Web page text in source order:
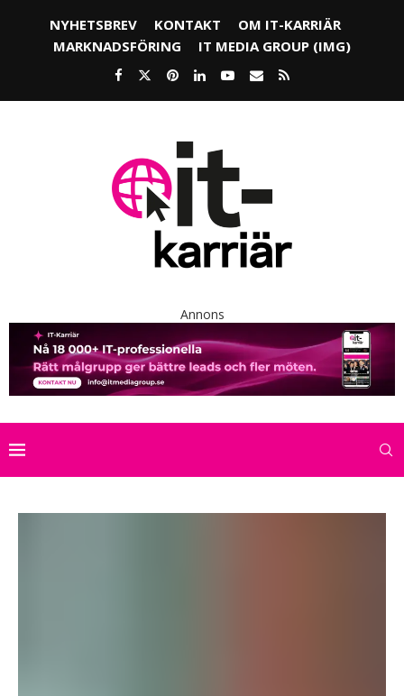
NYHETSBREV KONTAKT
OM IT-KARRIÄR
MARKNADSFÖRING
IT MEDIA GROUP (IMG)
Annons